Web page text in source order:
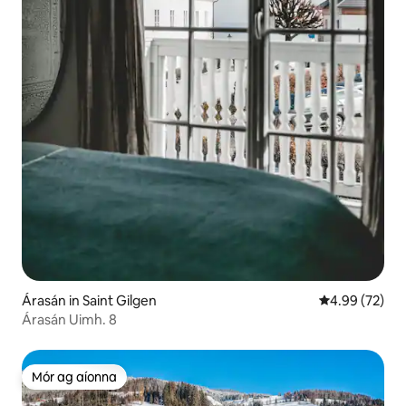
Árasán in Saint Gilgen Meánrátáil
4.99 (72)
Árasán Uimh. 8
Mór ag aíonna
Mór ag aíonna